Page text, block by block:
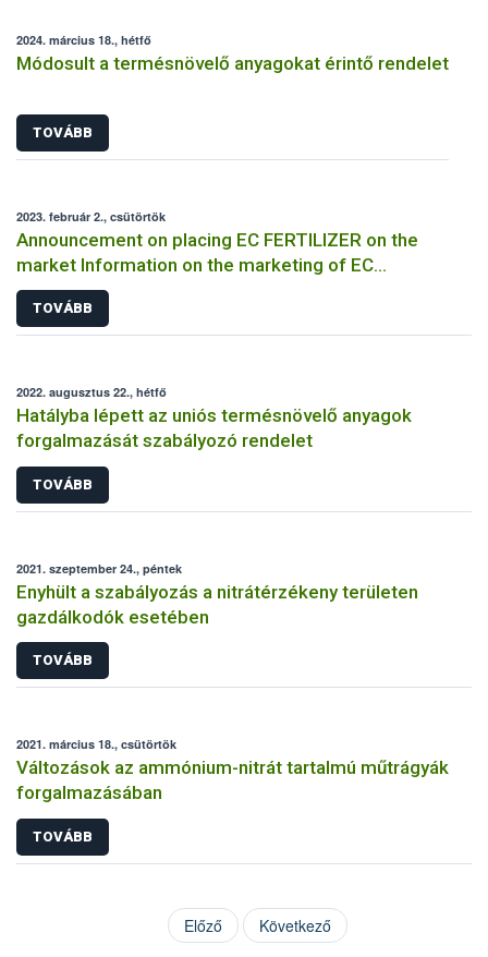
2024. március 18., hétfő
Módosult a termésnövelő anyagokat érintő rendelet
TOVÁBB
2023. február 2., csütörtök
Announcement on placing EC FERTILIZER on the
market Information on the marketing of EC
FERTILIZER and the application for a certificate
TOVÁBB
2022. augusztus 22., hétfő
Hatályba lépett az uniós termésnövelő anyagok
forgalmazását szabályozó rendelet
TOVÁBB
2021. szeptember 24., péntek
Enyhült a szabályozás a nitrátérzékeny területen
gazdálkodók esetében
TOVÁBB
2021. március 18., csütörtök
Változások az ammónium-nitrát tartalmú műtrágyák
forgalmazásában
TOVÁBB
Előző Következő